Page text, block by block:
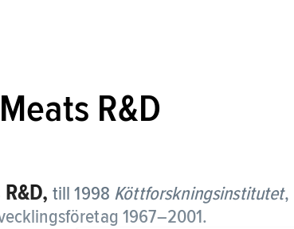
R&D
till 1998 Köttforskningsinstitutet,
1967–2001.